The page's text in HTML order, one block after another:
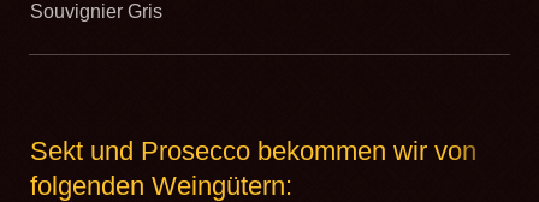
Souvignier Gris
Sekt und Prosecco bekommen wir von
folgenden Weingütern: